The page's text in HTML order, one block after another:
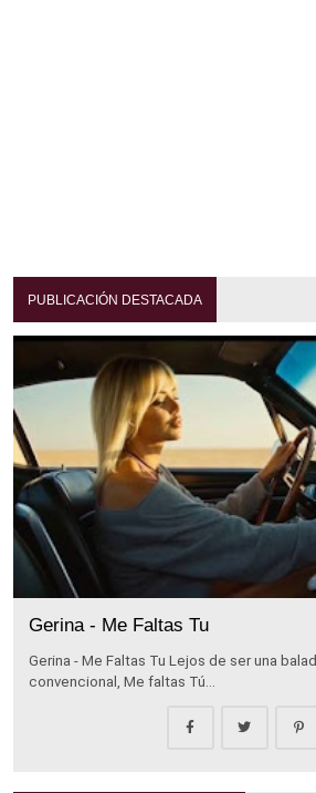
PUBLICACIÓN DESTACADA
Gerina - Me Faltas Tu
Gerina - Me Faltas Tu Lejos de ser una
convencional, Me faltas Tú…